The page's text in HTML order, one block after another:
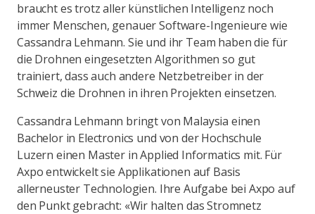
braucht es trotz aller künstlichen Intelligenz noch
immer Menschen, genauer Software-Ingenieure wie
Cassandra Lehmann. Sie und ihr Team haben die für
die Drohnen eingesetzten Algorithmen so gut
trainiert, dass auch andere Netzbetreiber in der
Schweiz die Drohnen in ihren Projekten einsetzen.
Cassandra Lehmann bringt von Malaysia einen
Bachelor in Electronics und von der Hochschule
Luzern einen Master in Applied Informatics mit. Für
Axpo entwickelt sie Applikationen auf Basis
allerneuster Technologien. Ihre Aufgabe bei Axpo auf
den Punkt gebracht: «Wir halten das Stromnetz